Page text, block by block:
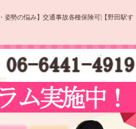
姿勢の悩み】交通事故各種保険可|【野田駅す